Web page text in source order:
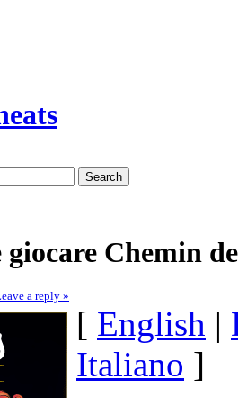
giocare Chemin
a reply »
[ English |
Italiano ]